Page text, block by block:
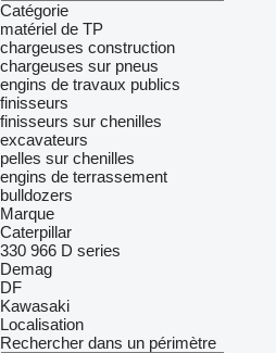
Catégorie
matériel de TP
chargeuses construction
chargeuses sur pneus
engins de travaux publics
finisseurs
finisseurs sur chenilles
excavateurs
pelles sur chenilles
engins de terrassement
bulldozers
Marque
Caterpillar
330 966 D series
Demag
DF
Kawasaki
Localisation
Rechercher dans un périmètre